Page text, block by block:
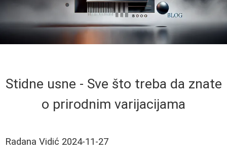
Stidne usne - Sve što treba da znate
o prirodnim varijacijama
Radana Vidić 2024-11-27